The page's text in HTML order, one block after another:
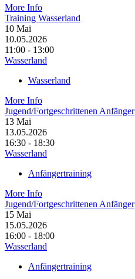
More Info
Training Wasserland
10 Mai
10.05.2026
11:00 - 13:00
Wasserland
Wasserland
More Info
Jugend/Fortgeschrittenen Anfänger
13 Mai
13.05.2026
16:30 - 18:30
Wasserland
Anfängertraining
More Info
Jugend/Fortgeschrittenen Anfänger
15 Mai
15.05.2026
16:00 - 18:00
Wasserland
Anfängertraining